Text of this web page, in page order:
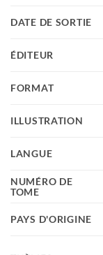
DATE DE SORTIE
ÉDITEUR
FORMAT
ILLUSTRATION
LANGUE
NUMÉRO DE
TOME
PAYS D'ORIGINE